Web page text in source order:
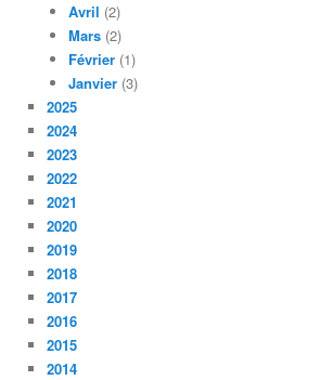
Avril (2)
Mars (2)
Février (1)
Janvier (3)
2025
2024
2023
2022
2021
2020
2019
2018
2017
2016
2015
2014